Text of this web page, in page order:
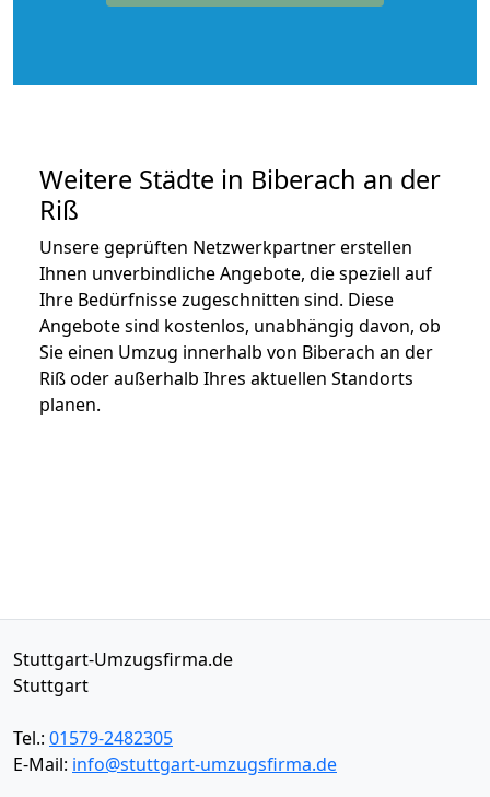
Weitere Städte in Biberach an der
Riß
Unsere geprüften Netzwerkpartner erstellen
Ihnen unverbindliche Angebote, die speziell auf
Ihre Bedürfnisse zugeschnitten sind. Diese
Angebote sind kostenlos, unabhängig davon, ob
Sie einen Umzug innerhalb von Biberach an der
Riß oder außerhalb Ihres aktuellen Standorts
planen.
Stuttgart-Umzugsfirma.de
Stuttgart
Tel.: 01579-2482305
E-Mail: info@stuttgart-umzugsfirma.de